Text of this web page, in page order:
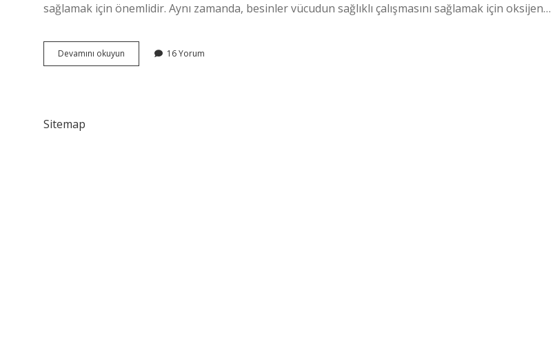
sağlamak için önemlidir. Aynı zamanda, besinler vücudun sağlıklı çalışmasını sağlamak için oksijen…
Devamını okuyun Beslenme
nedir
16 Yorum
Sitemap